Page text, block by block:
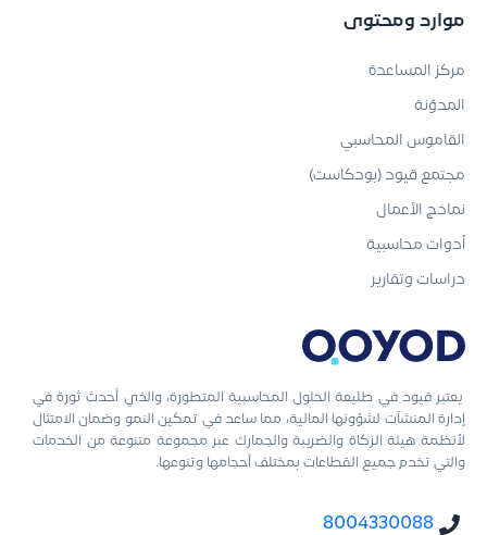
يعتبر قيود في طليعة الحلول المحاسبية المتطورة، والذي أحدث ثورة في
إدارة المنشآت لشؤونها المالية، مما ساعد في تمكين النمو وضمان الامتثال
لأنظمة هيئة الزكاة والضريبة والجمارك عبر مجموعة متنوعة من الخدمات
والتي تخدم جميع القطاعات بمختلف أحجامها وتنوعها.
8004330088
موارد ومحتوى
مركز المساعدة
المدوّنة
القاموس المحاسبي
مجتمع قيود (بودكاست)
نماذج الأعمال
أدوات محاسبية
دراسات وتقارير